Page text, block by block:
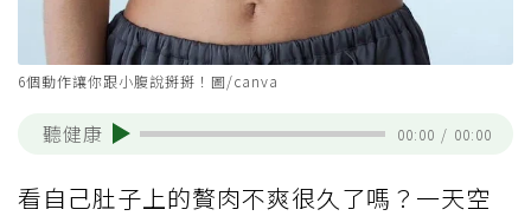
6個動作讓你跟小腹說掰掰！圖/canva
聽健康 00:00 / 00:00
看自己肚子上的贅肉不爽很久了嗎？一天空